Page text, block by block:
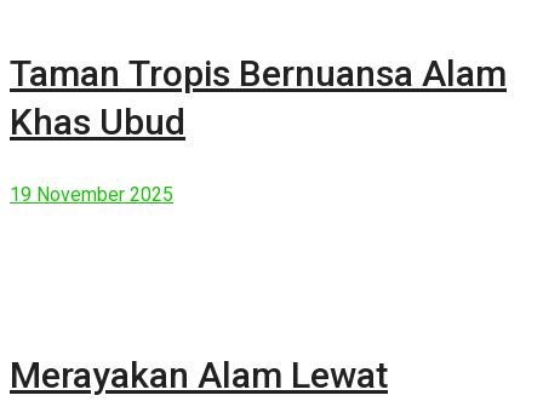
Taman Tropis Bernuansa Alam
Khas Ubud
19 November 2025
Merayakan Alam Lewat